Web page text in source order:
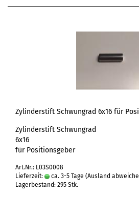
Zylinderstift Schwungrad 6x16 für
Zylinderstift Schwungrad
6x16
für Positionsgeber
Art.Nr.: L03S0008
Lieferzeit:
ca. 3-5 Tage (Ausland
Lagerbestand: 295 Stk.